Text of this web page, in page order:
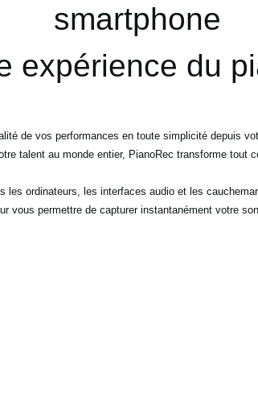
smartphone
expérience du
de vos performances en toute simplicité depuis
talent au monde entier, PianoRec transforme tout
ordinateurs, les interfaces audio et les
vous permettre de capturer instantanément votre